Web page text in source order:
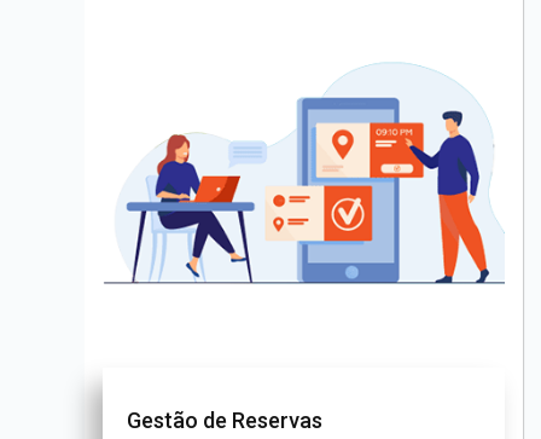
Gestão de Reservas